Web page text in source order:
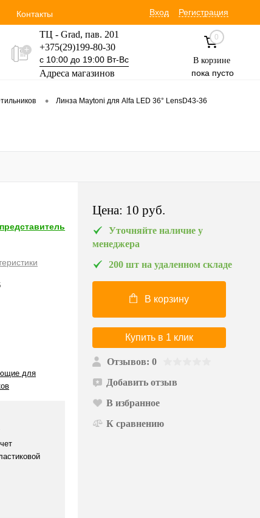
Контакты Вход Регистрация
ТЦ - Grad, пав. 201
+375(29)199-80-30
с 10:00 до 19:00 Вт-Вс
Адреса магазинов
+375(29)354-30-60
0
В корзине
пока пусто
• Линза Maytoni для Alfa LED 36° LensD43-36
для
Цена: 10 pуб.
Уточняйте наличие у
менеджера
200 шт на удаленном складе
В корзину
Купить в 1 клик
Отзывов: 0
Добавить отзыв
В избранное
К сравнению